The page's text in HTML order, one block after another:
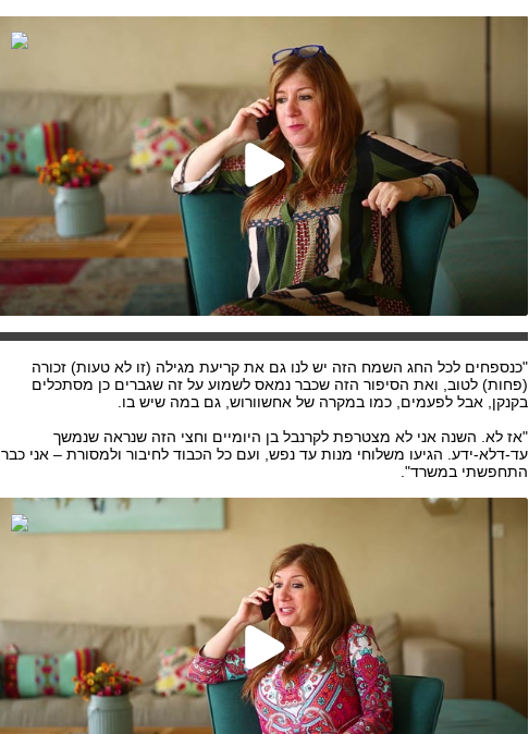
"כנספחים לכל החג השמח הזה יש לנו גם את קריעת מגילה (זו לא טעות) זכורה
(פחות) לטוב, ואת הסיפור הזה שכבר נמאס לשמוע על זה שגברים כן מסתכלים
בקנקן, אבל לפעמים, כמו במקרה של אחשוורוש, גם במה שיש בו.
"אז לא. השנה אני לא מצטרפת לקרנבל בן היומיים וחצי הזה שנראה שנמשך
עד-דלא-ידע. הגיעו משלוחי מנות עד נפש, ועם כל הכבוד לחיבור ולמסורת – אני כבר
התחפשתי במשרד".